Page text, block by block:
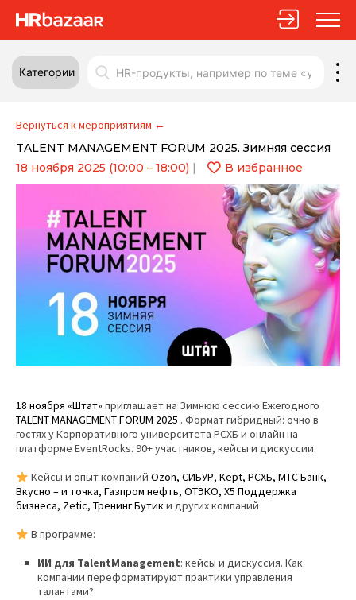
Категории
Вернуться к мероприятиям ←
TALENT MANAGEMENT FORUM 2025. Зимняя сессия
18 ноября 2025 (10:00 – 18:00) | В избранное
18 ноября «Штат» приглашает на Зимнюю сессию Ежегодного
TALENTMANAGEMENTFORUM 2025 . Формат гибридный: очно в
гостях у Корпоративного университета РСХБ и онлайн на
платформе EventRocks. 90+ участников, кейсы и дискуссии.
Кейсы и опыт компаний Ozon, СИБУР, Kept, РСХБ, МТС Банк,
Вкусно – и точка, Газпром нефть, ОТЭКО, Х5 Поддержка
бизнеса, Zetic, Тренинг Бутики других компаний
В программе:
ИИ для TalentManagement: кейсы и дискуссия. Как
компании переформатируют практики управления
талантами?